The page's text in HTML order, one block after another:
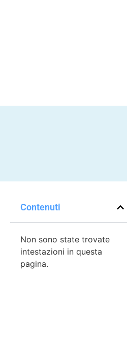
Contenuti
Non sono state trovate
intestazioni in questa
pagina.